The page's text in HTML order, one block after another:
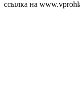
ссылка на